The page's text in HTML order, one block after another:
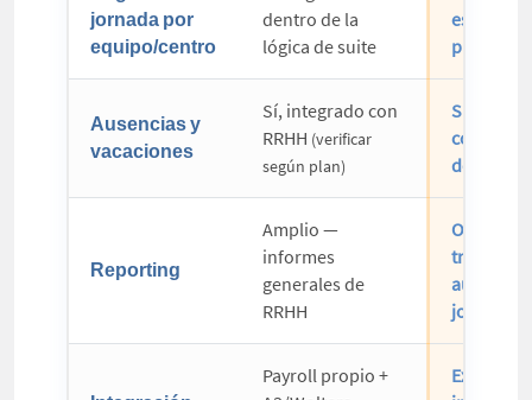
jornada por
equipo/centro
dentro de la
lógica de suite
es el
producto
Ausencias y
vacaciones
Sí, integrado con
RRHH (verificar
según plan)
Sí,
con el
de
Reporting
Amplio —
informes
generales de
RRHH
auditoría
jornada
Payroll propio +